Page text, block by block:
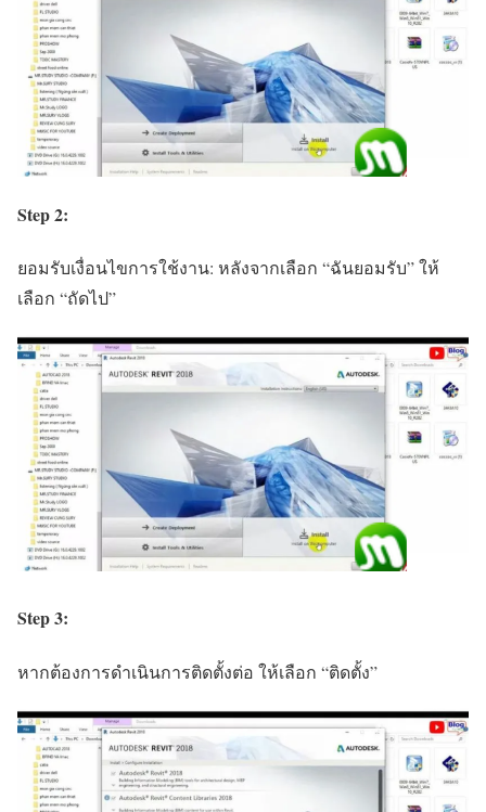
Step 2:
ยอมรับเงื่อนไขการใช้งาน: หลังจากเลือก “ฉันยอมรับ” ให้
เลือก “ถัดไป”
Step 3:
หากต้องการดำเนินการติดตั้งต่อ ให้เลือก “ติดตั้ง”